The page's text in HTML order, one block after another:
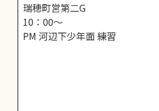
瑞穂町営第二G
10：00～
PM 河辺下少年面 練習